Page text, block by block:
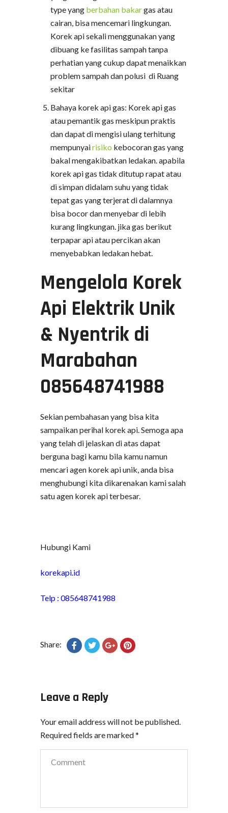
type yang berbahan bakargas atau
cairan, bisa mencemari lingkungan.
Korek api sekali menggunakan yang
dibuang ke fasilitas sampah tanpa
perhatian yang cukup dapat menaikkan
problem sampah dan polusi di Ruang
sekitar
Bahaya korek api gas: Korek api gas
atau pemantik gas meskipun praktis
dan dapat di mengisi ulang terhitung
mempunyairisiko kebocoran gas yang
bakal mengakibatkan ledakan. apabila
korek api gas tidak ditutup rapat atau
di simpan didalam suhu yang tidak
tepat gas yang terjerat di dalamnya
bisa bocor dan menyebar di lebih
kurang lingkungan. jika gas berikut
terpapar api atau percikan akan
menyebabkan ledakan hebat.
Mengelola Korek
Api Elektrik Unik
& Nyentrik di
Marabahan
085648741988
Sekian pembahasan yang bisa kita
sampaikan perihal korek api. Semoga apa
yang telah di jelaskan di atas dapat
berguna bagi kamu bila kamu namun
mencari agen korek api unik, anda bisa
menghubungi kita dikarenakan kami salah
satu agen korek api terbesar.
Hubungi Kami
korekapi.id
Telp : 085648741988
Share:
Leave a Reply
Your email address will not be published.
Required fields are marked*